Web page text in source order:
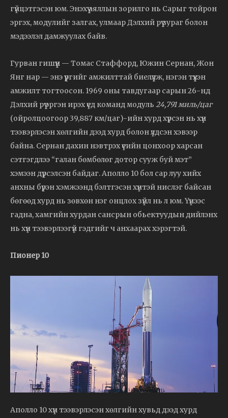
гүйцэтгэсэн юм. Энэхүү аяллын зорилго нь Сарыг тойрон
эргэх, модулийг залгах, улмаар Дэлхий рүү зураг болон
мэдээлэл дамжуулах байв.
Гурван гишүүн — Томас Стаффорд, Южин Сернан, Жон
Янг нар — энэ үүргийг амжилттай биелүүлж, нэгэн түүхэн
амжилт тогтоосон. 1969 оны тавдугаар сарын 26-нд
Дэлхий рүү эргэн ирэх үед команд модуль 24,791 миль/цаг
(ойролцоогоор 39,887 км/цаг)-ийн хурд хүрсэн нь хүн
тээвэрлэсэн хөлгийн дээд хурд болон үлдсэн хэвээр
байна. Сернан дахин нэвтрэх үеийн цонхоор харсан
сэтгэгдлээ “галан бөмбөлөг дотор сууж буй мэт”
хэмээн дүрсэлсэн байдаг. Аполло 10 бол сар луу хийх
анхны бүрэн хэмжээнд бэлтгэсэн хүнтэй нислэг байсан
бөгөөд хурд нь зөвхөн нэг онцлох зүйл нь л юм. Үүнээс
гадна, хамгийн хурдан сансрын обьектуудын дийлэнх
нь хүн тээвэрлээгүй гэдгийг ч анхаарах хэрэгтэй.
Пионер 10
Аполло 10 хүн тээвэрлэсэн хөлгийн хувьд дээд хурд